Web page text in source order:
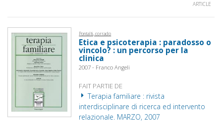
ARTICLE
Pontalti, corrado
Etica e psicoterapia : paradosso o
vincolo? : un percorso per la
clinica
2007 - Franco Angeli
FAIT PARTIE DE
Terapia familiare : rivista
interdisciplinare di ricerca ed intervento
relazionale. MARZO, 2007